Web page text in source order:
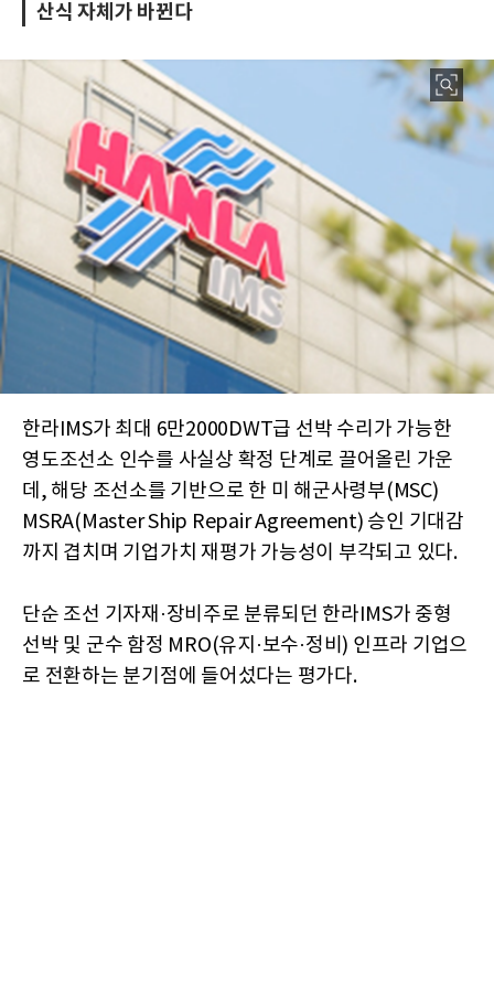
산식 자체가 바뀐다
한라IMS가 최대 6만2000DWT급 선박 수리가 가능한
영도조선소 인수를 사실상 확정 단계로 끌어올린 가운
데, 해당 조선소를 기반으로 한 미 해군사령부(MSC)
MSRA(Master Ship Repair Agreement) 승인 기대감
까지 겹치며 기업가치 재평가 가능성이 부각되고 있다.
단순 조선 기자재·장비주로 분류되던 한라IMS가 중형
선박 및 군수 함정 MRO(유지·보수·정비) 인프라 기업으
로 전환하는 분기점에 들어섰다는 평가다.